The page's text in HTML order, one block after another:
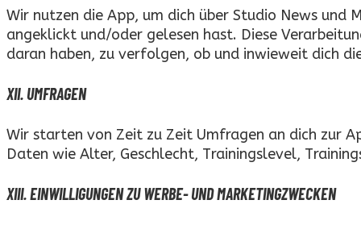
Wir nutzen die App, um dich über Studio News
angeklickt und/oder gelesen hast. Diese
daran haben, zu verfolgen, ob und inwieweit dich
XII. UMFRAGEN
Wir starten von Zeit zu Zeit Umfragen an dich zur
Daten wie Alter, Geschlecht, Trainingslevel,
XIII. EINWILLIGUNGEN ZU WERBE- UND MARKETINGZWECKEN